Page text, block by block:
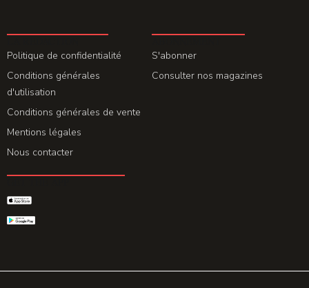
Politique de confidentialité
Conditions générales
d'utilisation
Conditions générales de vente
Mentions légales
Nous contacter
S'abonner
Consulter nos magazines